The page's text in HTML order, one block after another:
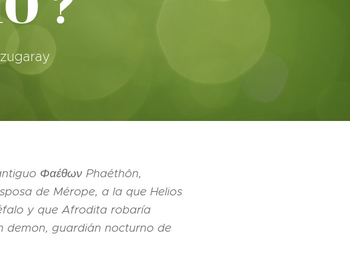
Φαέθων Phaéthôn,
de Mérope, a la que Helios
y que Afrodita robaría
demon, guardián nocturno de